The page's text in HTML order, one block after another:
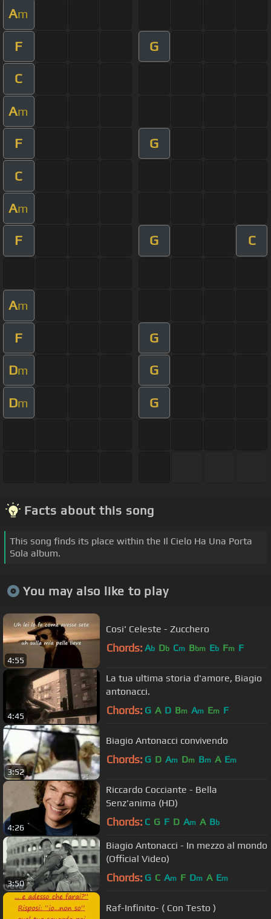
Am
F G
C
Am
F G
C
Am
F G C
Am
F G
Dm G
Dm G
Facts about this song
This song finds its place within the Il Cielo Ha Una Porta
Sola album.
You may also like to play
4:55
Cosi' Celeste - Zucchero
Chords: Ab Db Cm Bbm Eb Fm F
4:45
La tua ultima storia d'amore, Biagio
antonacci.
Chords: G A D Bm Am Em F
3:52
Biagio Antonacci convivendo
Chords: G D Am Dm Bm A Em
4:26
Riccardo Cocciante - Bella
Senz'anima (HD)
Chords: C G F D Am A Bb
3:50
Biagio Antonacci - In mezzo al mondo
(Official Video)
Chords: G C Am F Dm A Em
Raf-Infinito- ( Con Testo )